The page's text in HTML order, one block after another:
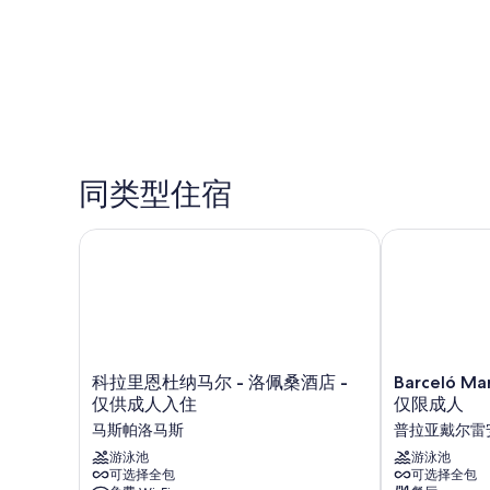
同类型住宿
科
拉
里
恩
杜
纳
科拉里恩杜纳马尔 - 洛佩桑酒店 -
仅供成人入住
马斯帕洛马斯
游泳池
可选择全包
科拉里恩杜纳马尔 - 洛佩桑酒店 - 仅供成人入住
Barceló
Margaritas
Royal
Level
-
仅
Barceló
仅限成人
普拉亚戴尔雷
游泳池
可选择全包
Barceló